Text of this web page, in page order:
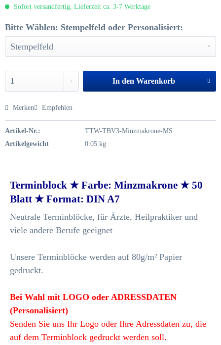
Sofort versandfertig, Lieferzeit ca. 3-7 Werktage
Bitte Wählen: Stempelfeld oder Personalisiert:
In den Warenkorb
Merken Empfehlen
Artikel-Nr.:
TTW-TBV3-Minzmakrone-MS
Artikelgewicht
0.05 kg
Terminblock ★ Farbe: Minzmakrone ★ 50
Blatt ★ Format: DIN A7
Neutrale Terminblöcke, für Ärzte, Heilpraktiker und
viele andere Berufe geeignet
Unsere Terminblöcke werden auf 80g/m² Papier
gedruckt.
Bei Wahl mit LOGO oder ADRESSDATEN
(Personalisiert)
Senden Sie uns Ihr Logo oder Ihre Adressdaten zu, die
auf dem Terminblock gedruckt werden soll.